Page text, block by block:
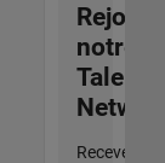
notre
Talent
Network
Recevez